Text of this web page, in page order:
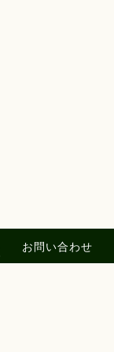
お問い合わせ